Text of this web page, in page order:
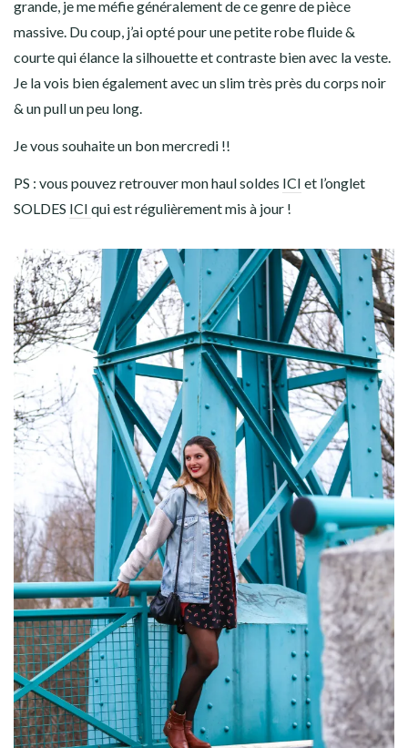
grande, je me méfie généralement de ce genre de pièce
massive. Du coup, j’ai opté pour une petite robe fluide &
courte qui élance la silhouette et contraste bien avec la veste.
Je la vois bien également avec un slim très près du corps noir
& un pull un peu long.
Je vous souhaite un bon mercredi !!
PS : vous pouvez retrouver mon haul soldes ICI et l’onglet
SOLDES ICI qui est régulièrement mis à jour !